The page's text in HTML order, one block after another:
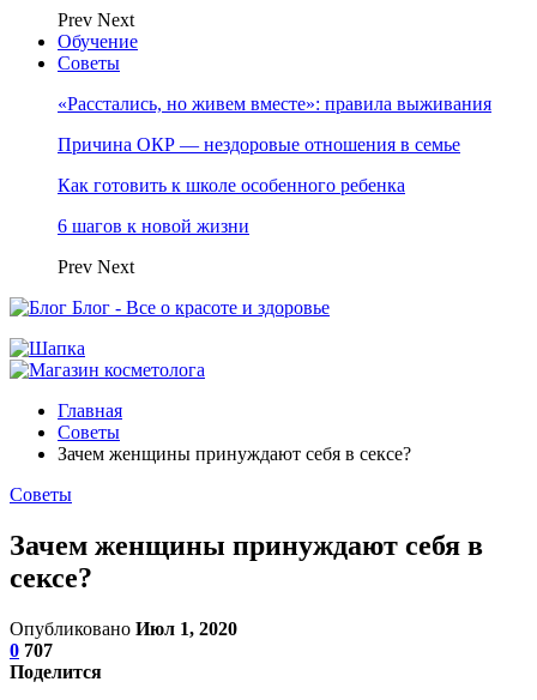
Prev Next
Обучение
Советы
«Расстались, но живем вместе»: правила выживания
Причина ОКР — нездоровые отношения в семье
Как готовить к школе особенного ребенка
6 шагов к новой жизни
Prev Next
Блог - Все о красоте и здоровье
Главная
Советы
Зачем женщины принуждают себя в сексе?
Советы
Зачем женщины принуждают себя в
сексе?
Опубликовано Июл 1, 2020
0 707
Поделится